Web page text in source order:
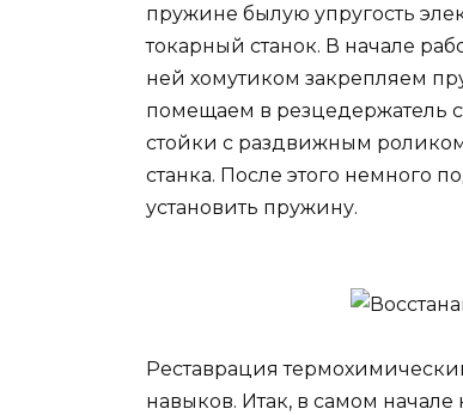
пружине былую упругость
токарный станок. В начале
ней хомутиком закрепляем
помещаем в резцедержатель
стойки с раздвижным
станка. После этого немного
установить пружину.
Реставрация
навыков. Итак, в самом